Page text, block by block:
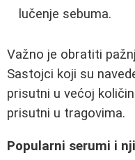
lučenje sebuma.
Važno je obratiti
Sastojci koji su
prisutni u većoj
prisutni u tragovima.
Popularni serumi i